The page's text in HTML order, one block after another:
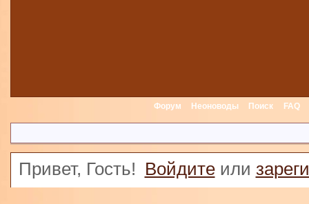
Форум Неоноводы Поиск FAQ
Привет, Гость! Войдитеили